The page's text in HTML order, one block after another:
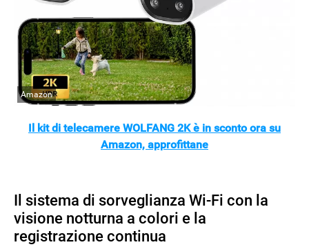
Amazon
Il kit di telecamere WOLFANG 2K è in sconto ora su
Amazon, approfittane
Il sistema di sorveglianza Wi-Fi con la
visione notturna a colori e la
registrazione continua